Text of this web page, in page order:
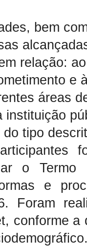
bem
relação:
e
áreas
instituição
tipo
o Termo
e
Foram
conforme